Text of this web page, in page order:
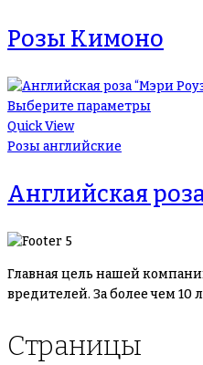
Розы Кимоно
Выберите параметры
Quick View
Розы английские
Английская
Главная цель нашей
вредителей. За более чем
Страницы